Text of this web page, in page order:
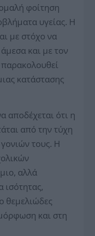
φοίτηση
υγείας. Η
με στόχο να
και με τον
κατάστασης
αποδέχεται ότι η
από την τύχη
τους. Η
αλλά
ισότητας,
θεμελιώδες
και στη